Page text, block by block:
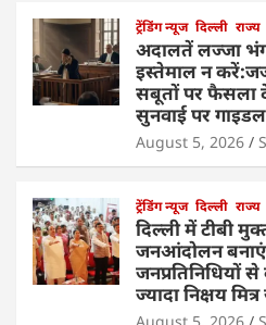
ट्रेंडिंग न्यूज दिल्ली राज्य
अदालतें लज्जा
इस्तेमाल न
सबूतों पर फैसला
सुनवाई पर
August 5, 2026
ट्रेंडिंग न्यूज दिल्ली राज्य
दिल्ली में टीबी
जनआंदोलन
जनप्रतिनिधियों
ज्यादा निक्षय